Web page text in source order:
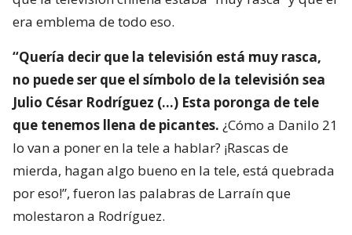
era emblema de todo eso.
“Quería decir que la televisión está muy rasca,
no puede ser que el símbolo de la televisión sea
Julio César Rodríguez (…) Esta poronga de tele
que tenemos llena de picantes. ¿Cómo a Danilo 21
lo van a poner en la tele a hablar? ¡Rascas de
mierda, hagan algo bueno en la tele, está quebrada
por eso!”, fueron las palabras de Larraín que
molestaron a Rodríguez.